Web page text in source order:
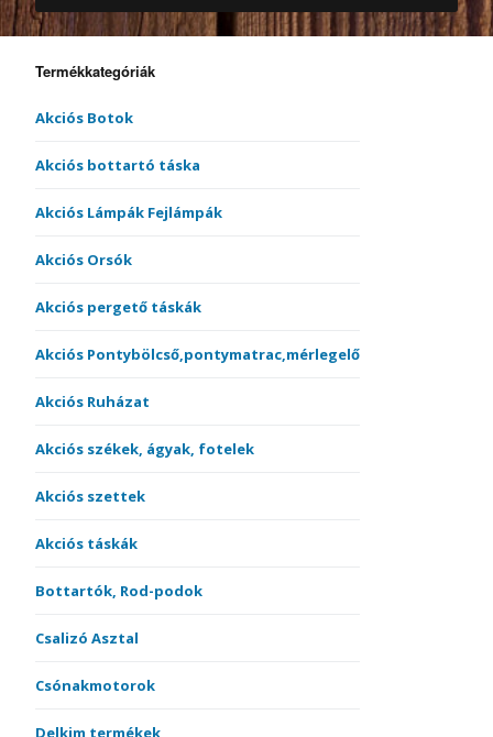
Termékkategóriák
Akciós Botok
Akciós bottartó táska
Akciós Lámpák Fejlámpák
Akciós Orsók
Akciós pergető táskák
Akciós Pontybölcső,pontymatrac,mérlegelő
Akciós Ruházat
Akciós székek, ágyak, fotelek
Akciós szettek
Akciós táskák
Bottartók, Rod-podok
Csalizó Asztal
Csónakmotorok
Delkim termékek